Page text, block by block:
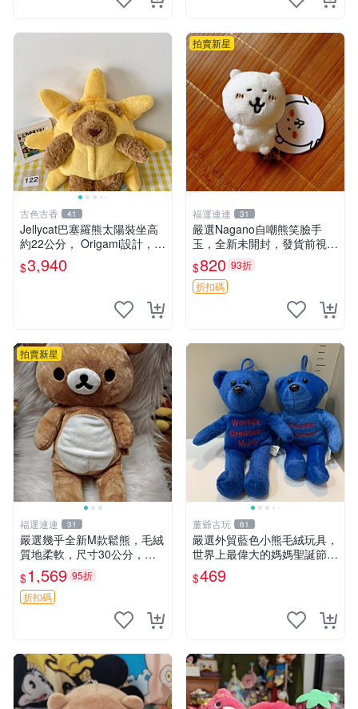
古色古香 41
Jellycat巴塞羅熊太陽裝坐高
約22公分， Origami設計，來
自越南。嚴選 Recommendat
ion！巴塞羅、 Origami熊、J
$3,940
拍賣新星
福運連連 31
嚴選Nagano自嘲熊笑臉手
玉，全新未開封，發貨前視頻
確認，海南 廣西 貴州 嚴選N
agano自嘲熊笑臉手玉，全新
未開封，發貨前視頻確認，四
$820 93折
折扣碼
拍賣新星
福運連連 31
嚴選幾乎全新M款鬆熊，毛絨
質地柔軟，尺寸30公分，做
工精緻可愛，適合收藏或贈送
親友。中古使用痕跡，手感依
然優良。 鬆熊 嬰熊 毛玩偶
$1,569 95折
折扣碼
董爺古玩 61
嚴選外貿藍色小熊毛絨玩具，
世界上最偉大的媽媽聖誕節推
薦禮物 五角星 兒童玩具 母親
節
$469